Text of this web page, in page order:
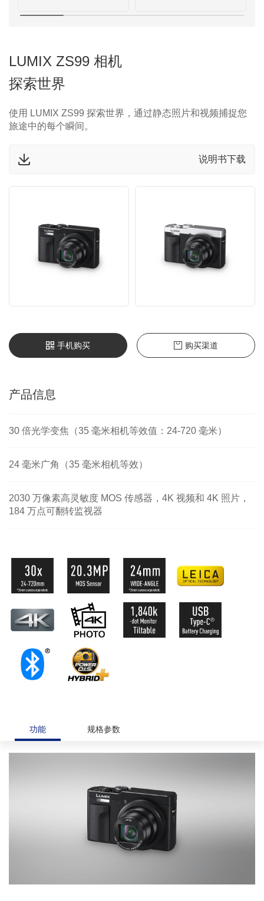
LUMIX ZS99 相机
探索世界
使用 LUMIX ZS99 探索世界，通过静态照片和视频捕捉您
旅途中的每个瞬间。
说明书下载
手机购买 购买渠道
产品信息
30 倍光学变焦（35 毫米相机等效值：24-720 毫米）
24 毫米广角（35 毫米相机等效）
2030 万像素高灵敏度 MOS 传感器，4K 视频和 4K 照片，
184 万点可翻转监视器
功能 规格参数